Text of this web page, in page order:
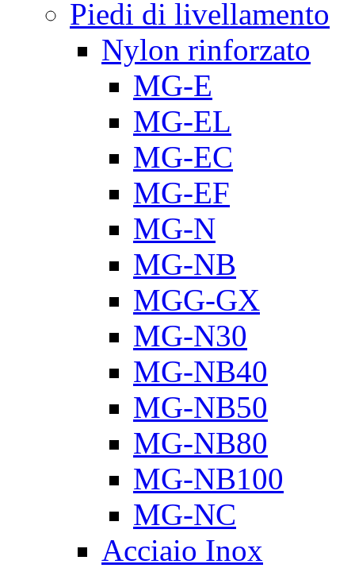
Piedi di livellamento
Nylon rinforzato
MG-E
MG-EL
MG-EC
MG-EF
MG-N
MG-NB
MGG-GX
MG-N30
MG-NB40
MG-NB50
MG-NB80
MG-NB100
MG-NC
Acciaio Inox